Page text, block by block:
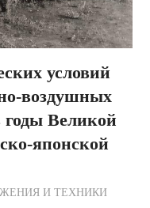
условий
воздушных
Великой
японской
И ТЕХНИКИ